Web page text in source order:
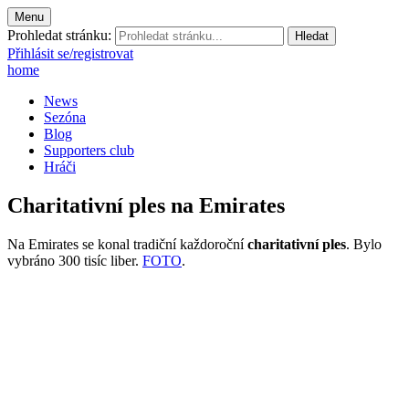
Menu
Prohledat stránku:
Přihlásit se/registrovat
home
News
Sezóna
Blog
Supporters club
Hráči
Charitativní ples na Emirates
Na Emirates se konal tradiční každoročnícharitativní ples. Bylo
vybráno 300 tisíc liber. FOTO.